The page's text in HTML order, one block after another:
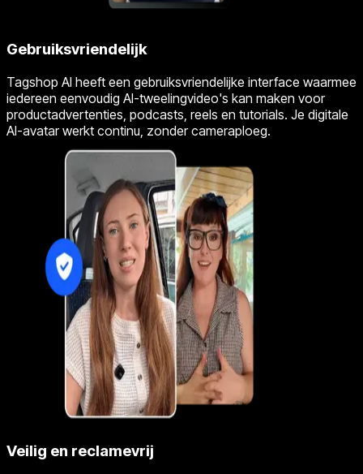
Gebruiksvriendelijk
Tagshop AI heeft een gebruiksvriendelijke interface waarmee
iedereen eenvoudig AI-tweelingvideo's kan maken voor
productadvertenties, podcasts, reels en tutorials. Je digitale
AI-avatar werkt continu, zonder cameraploeg.
Veilig en reclamevrij